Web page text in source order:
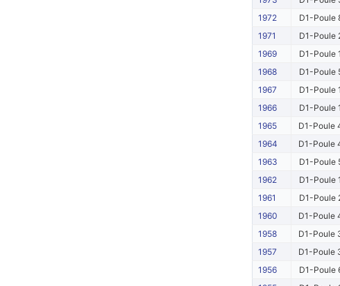
1972
D1-Poule
1971
D1-Poule
1969
D1-Poule 1
1968
D1-Poule
1967
D1-Poule 1
1966
D1-Poule 1
1965
D1-Poule
1964
D1-Poule
1963
D1-Poule
1962
D1-Poule 1
1961
D1-Poule
1960
D1-Poule
1958
D1-Poule
1957
D1-Poule
1956
D1-Poule